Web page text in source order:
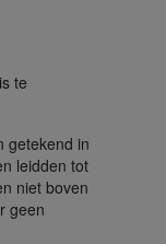
te
getekend in
leidden tot
niet boven
geen